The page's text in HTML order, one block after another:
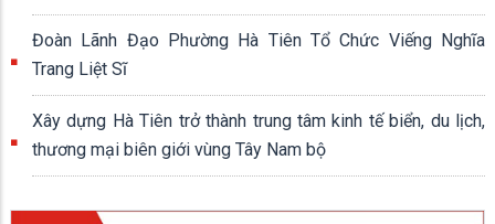
Đoàn Lãnh Đạo Phường Hà Tiên Tổ Chức Viếng Nghĩa
Trang Liệt Sĩ
Xây dựng Hà Tiên trở thành trung tâm kinh tế biển, du lịch,
thương mại biên giới vùng Tây Nam bộ